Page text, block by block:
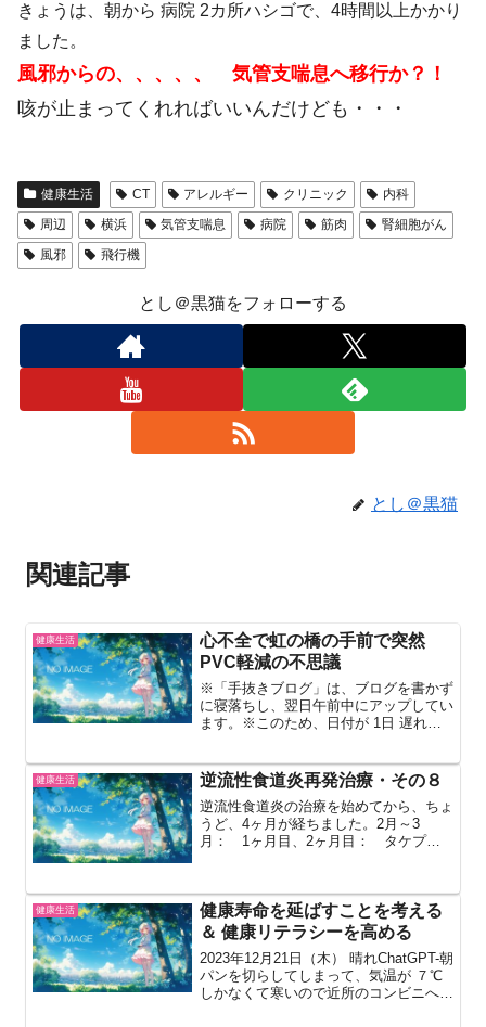
きょうは、朝から 病院 2カ所ハシゴで、4時間以上かかり
ました。
風邪からの、、、、、 気管支喘息へ移行か？！
咳が止まってくれればいいんだけども・・・
健康生活 CT アレルギー クリニック
内科
周辺
横浜 気管支喘息 病院 筋肉
腎細胞がん
風邪
飛行機
とし＠黒猫をフォローする
とし＠黒猫
関連記事
健康生活
心不全で虹の橋の手前で突然
PVC軽減の不思議
※「手抜きブログ」は、ブログを書かず
に寝落ちし、翌日午前中にアップしてい
ます。※このため、日付が 1日 遅れて
ログを書く時間がなくて、2日遅れの記
事を...
健康生活 逆流性食道炎再発治療・その８
逆流性食道炎の治療を始めてから、ちょ
うど、4ヶ月が経ちました。2月～3
月： 1ヶ月目、2ヶ月目： タケプロ
いため、健康保険組合から処方打ち切
り。4月2日： 内視鏡検査で、食道ポ
リー...
健康生活
健康寿命を延ばすことを考える
＆ 健康リテラシーを高める
2023年12月21日（木） 晴れChatGPT-朝
パンを切らしてしまって、気温が ７℃
しかなくて寒いので近所のコンビニへ買